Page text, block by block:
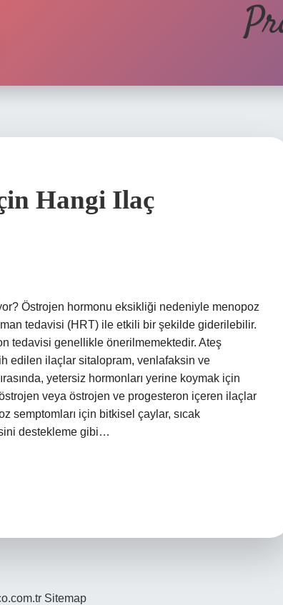
Hangi Ilaç
Östrojen hormonu eksikliği nedeniyle menopoz
tedavisi (HRT) ile etkili bir şekilde giderilebilir.
tedavisi genellikle önerilmemektedir. Ateş
edilen ilaçlar sitalopram, venlafaksin ve
yetersiz hormonları yerine koymak için
veya östrojen ve progesteron içeren ilaçlar
semptomları için bitkisel çaylar, sıcak
destekleme gibi…
Sitemap